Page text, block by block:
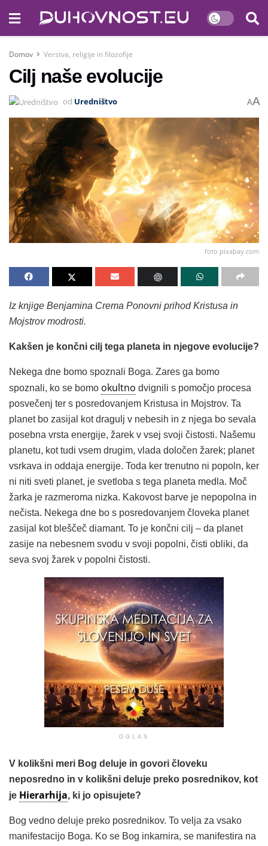
Domov Verstva, religije in filozofije
Cilj naše evolucije
od Uredništvo AA
foto pixabay.com
Iz knjige Benjamina Crema Ponovni prihod Kristusa in
Mojstrov modrosti.
Kakšen je končni cilj tega planeta in njegove evolucije?
Nekega dne bomo spoznali Boga. Zares ga bomo
spoznali, ko se bomo okultno dvignili s pomočjo procesa
posvečenj ter s posredovanjem Kristusa in Mojstrov. Ta
planet bo zasijal kot dragulj v nebesih in z njega bo sevala
posebna vrsta energije, žarek v vsej svoji čistosti. Našemu
planetu, kot tudi vsem drugim, vlada določen žarek; planet
vsrkava in oddaja energije. Toda ker trenutno ni popoln, ker
ni niti sveti planet, je svetloba s tega planeta medla. Moč
žarka je razmeroma nizka. Kakovost barve je nepopolna in
nečista. Nekega dne bo s posredovanjem človeka planet
zasijal kot bleščeč diamant. To je končni cilj – da planet
zasije na nebesnem svodu v svoji popolni, čisti obliki, da
seva svoj žarek v popolni čistosti.
OGLAS
V kolikšni meri Bog deluje in govori človeku
neposredno in v kolikšni deluje preko posrednikov, kot
je Hierarhija, ki jo opisujete?
Bog vedno deluje preko posrednikov. To velja za vsako
manifestacijo Boga. Ko se Bog inkarnira, se manifestira na